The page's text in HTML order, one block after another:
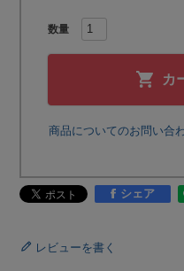
カ
商品についてのお問い合
シェア
レビューを書く